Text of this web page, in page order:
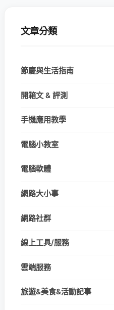
文章分類
節慶與生活指南
開箱文 & 評測
手機應用教學
電腦小教室
電腦軟體
網路大小事
網路社群
線上工具/服務
雲端服務
旅遊&美食&活動記事